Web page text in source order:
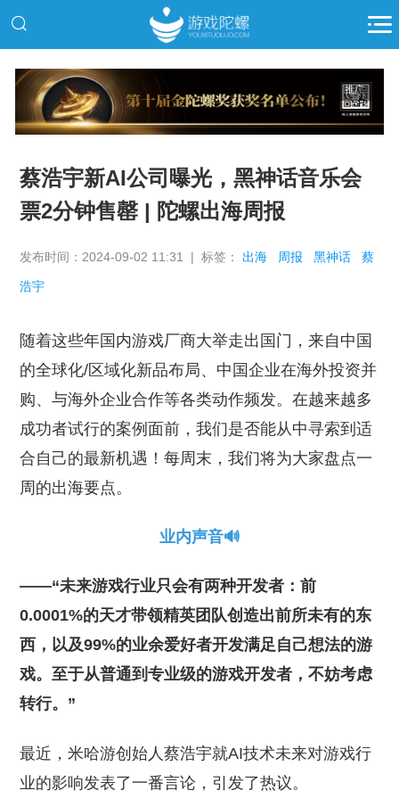
推广
蔡浩宇新AI公司曝光，黑神话音乐会
票2分钟售罄 | 陀螺出海周报
发布时间：2024-09-02 11:31 | 标签：出海 周报 黑神话 蔡
浩宇
随着这些年国内游戏厂商大举走出国门，来自中国
的全球化/区域化新品布局、中国企业在海外投资并
购、与海外企业合作等各类动作频发。在越来越多
成功者试行的案例面前，我们是否能从中寻索到适
合自己的最新机遇！每周末，我们将为大家盘点一
周的出海要点。
业内声音🔊
——“未来游戏行业只会有两种开发者：前
0.0001%的天才带领精英团队创造出前所未有的东
西，以及99%的业余爱好者开发满足自己想法的游
戏。至于从普通到专业级的游戏开发者，不妨考虑
转行。”
最近，米哈游创始人蔡浩宇就AI技术未来对游戏行
业的影响发表了一番言论，引发了热议。